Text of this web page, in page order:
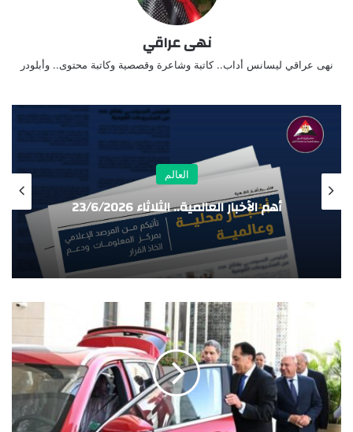
نهى عراقي
نهى عراقي ليسانس أداب.. كاتبة وشاعرة وقصصية وكاتبة محتوى.. وأبلودر
العالم
أهم الأخبار العالمية.. الثلاثاء 23/6/2026